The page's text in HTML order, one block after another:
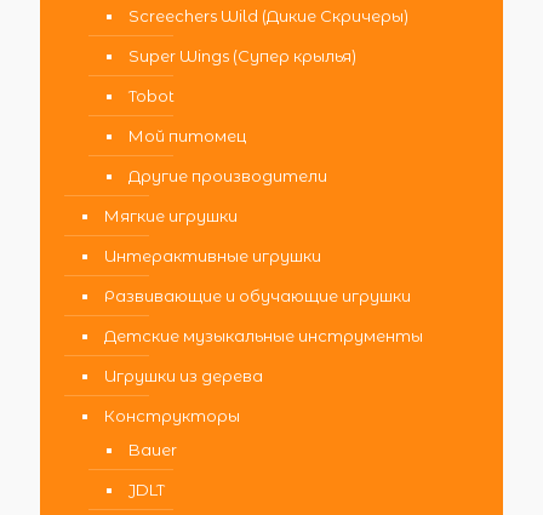
Screechers Wild (Дикие Скричеры)
Super Wings (Супер крылья)
Tobot
Мой питомец
Другие производители
Мягкие игрушки
Интерактивные игрушки
Развивающие и обучающие игрушки
Детские музыкальные инструменты
Игрушки из дерева
Конструкторы
Bauer
JDLT